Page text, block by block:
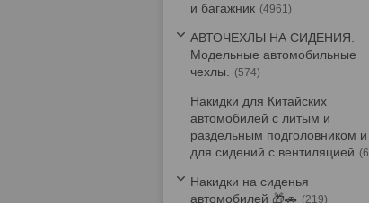
и багажник
4961
АВТОЧЕХЛЫ НА СИДЕНИЯ.
Модельные автомобильные
чехлы.
574
Накидки для Китайских
автомобилей с литым и
раздельным подголовником и
для сидений с вентиляцией
6
Накидки на сиденья
автомобилей 🎁🚗
219